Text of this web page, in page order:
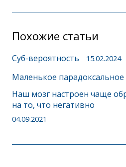
Похожие статьи
Суб-вероятность 15.02.2024
Маленькое парадоксальное
Наш мозг настроен чаще
на то, что негативно
04.09.2021